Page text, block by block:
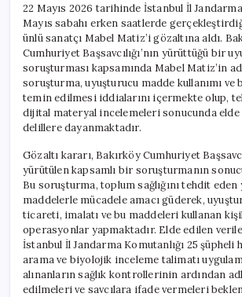
22 Mayıs 2026 tarihinde İstanbul İl Jandarma
Mayıs sabahı erken saatlerde
ünlü sanatçı Mabel Matiz’i gözaltına aldı.
Cumhuriyet Başsavcılığı’nın yürüttüğü bir
soruşturması kapsamında Mabel Matiz’in
soruşturma, uyuşturucu madde kullanımı ve
temin edilmesi iddialarını içermekte olup,
dijital materyal incelemeleri sonucunda
delillere dayanmaktadır.
Gözaltı kararı, Bakırköy Cumhuriyet
yürütülen kapsamlı bir soruşturmanın
Bu soruşturma, toplum sağlığını tehdit eden
maddelerle mücadele amacı güderek,
ticareti, imalatı ve bu maddeleri kullanan
operasyonlar yapmaktadır. Elde edilen
İstanbul İl Jandarma Komutanlığı 25 şüpheli
arama ve biyolojik inceleme talimatı
alınanların sağlık kontrollerinin ardından
edilmeleri ve savcılara ifade vermeleri